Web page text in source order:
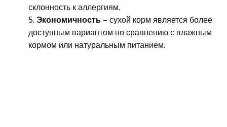
склонность к аллергиям.
Экономичность – сухой корм является более
доступным вариантом по сравнению с влажным
кормом или натуральным питанием.